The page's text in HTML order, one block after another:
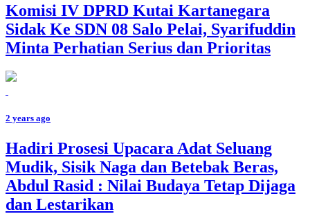
Komisi IV DPRD Kutai Kartanegara
Sidak Ke SDN 08 Salo Pelai, Syarifuddin
Minta Perhatian Serius dan Prioritas
2 years ago
Hadiri Prosesi Upacara Adat Seluang
Mudik, Sisik Naga dan Betebak Beras,
Abdul Rasid : Nilai Budaya Tetap Dijaga
dan Lestarikan